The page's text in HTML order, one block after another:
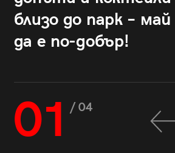
близо до парк –
да е по-добър!
01 / 04